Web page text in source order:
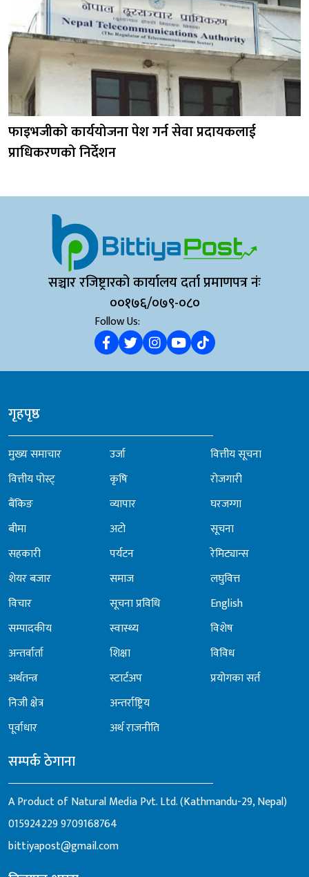
फाइभजीको कार्ययोजना पेश गर्न सेवा प्रदायकलाई
प्राधिकरणको निर्देशन
सञ्चार रजिष्ट्रारको कार्यालय दर्ता प्रमाणपत्र नंः
००१७६/०७९-०८०
Follow Us:
गृहपृष्ठ
मुख्य समाचार
वित्तीय पोस्ट्
बैंकिङ
बीमा
सहकारी
शेयर बजार
विचार
सम्पादकीय
अन्तर्वार्ता
अर्थतन्त्र
निजी क्षेत्र
पूर्वाधार
उर्जा
कृषि
व्यापार
अटो
पर्यटन
समाज
सूचना प्रविधि
स्वास्थ्य
शिक्षा
स्टार्टअप
अन्तर्राष्ट्रिय
अर्थ राजनीति
वित्तीय सूचना
रोजगारी
घरजग्गा
सूचना
रेमिट्यान्स
लघुवित्त
English
विशेष
विविध
प्रयोगका सर्त
सम्पर्क ठेगाना
A Product of Natural Media Pvt. Ltd. (Kathmandu-29, Nepal)
0159242299709168764
bittiyapost@gmail.com